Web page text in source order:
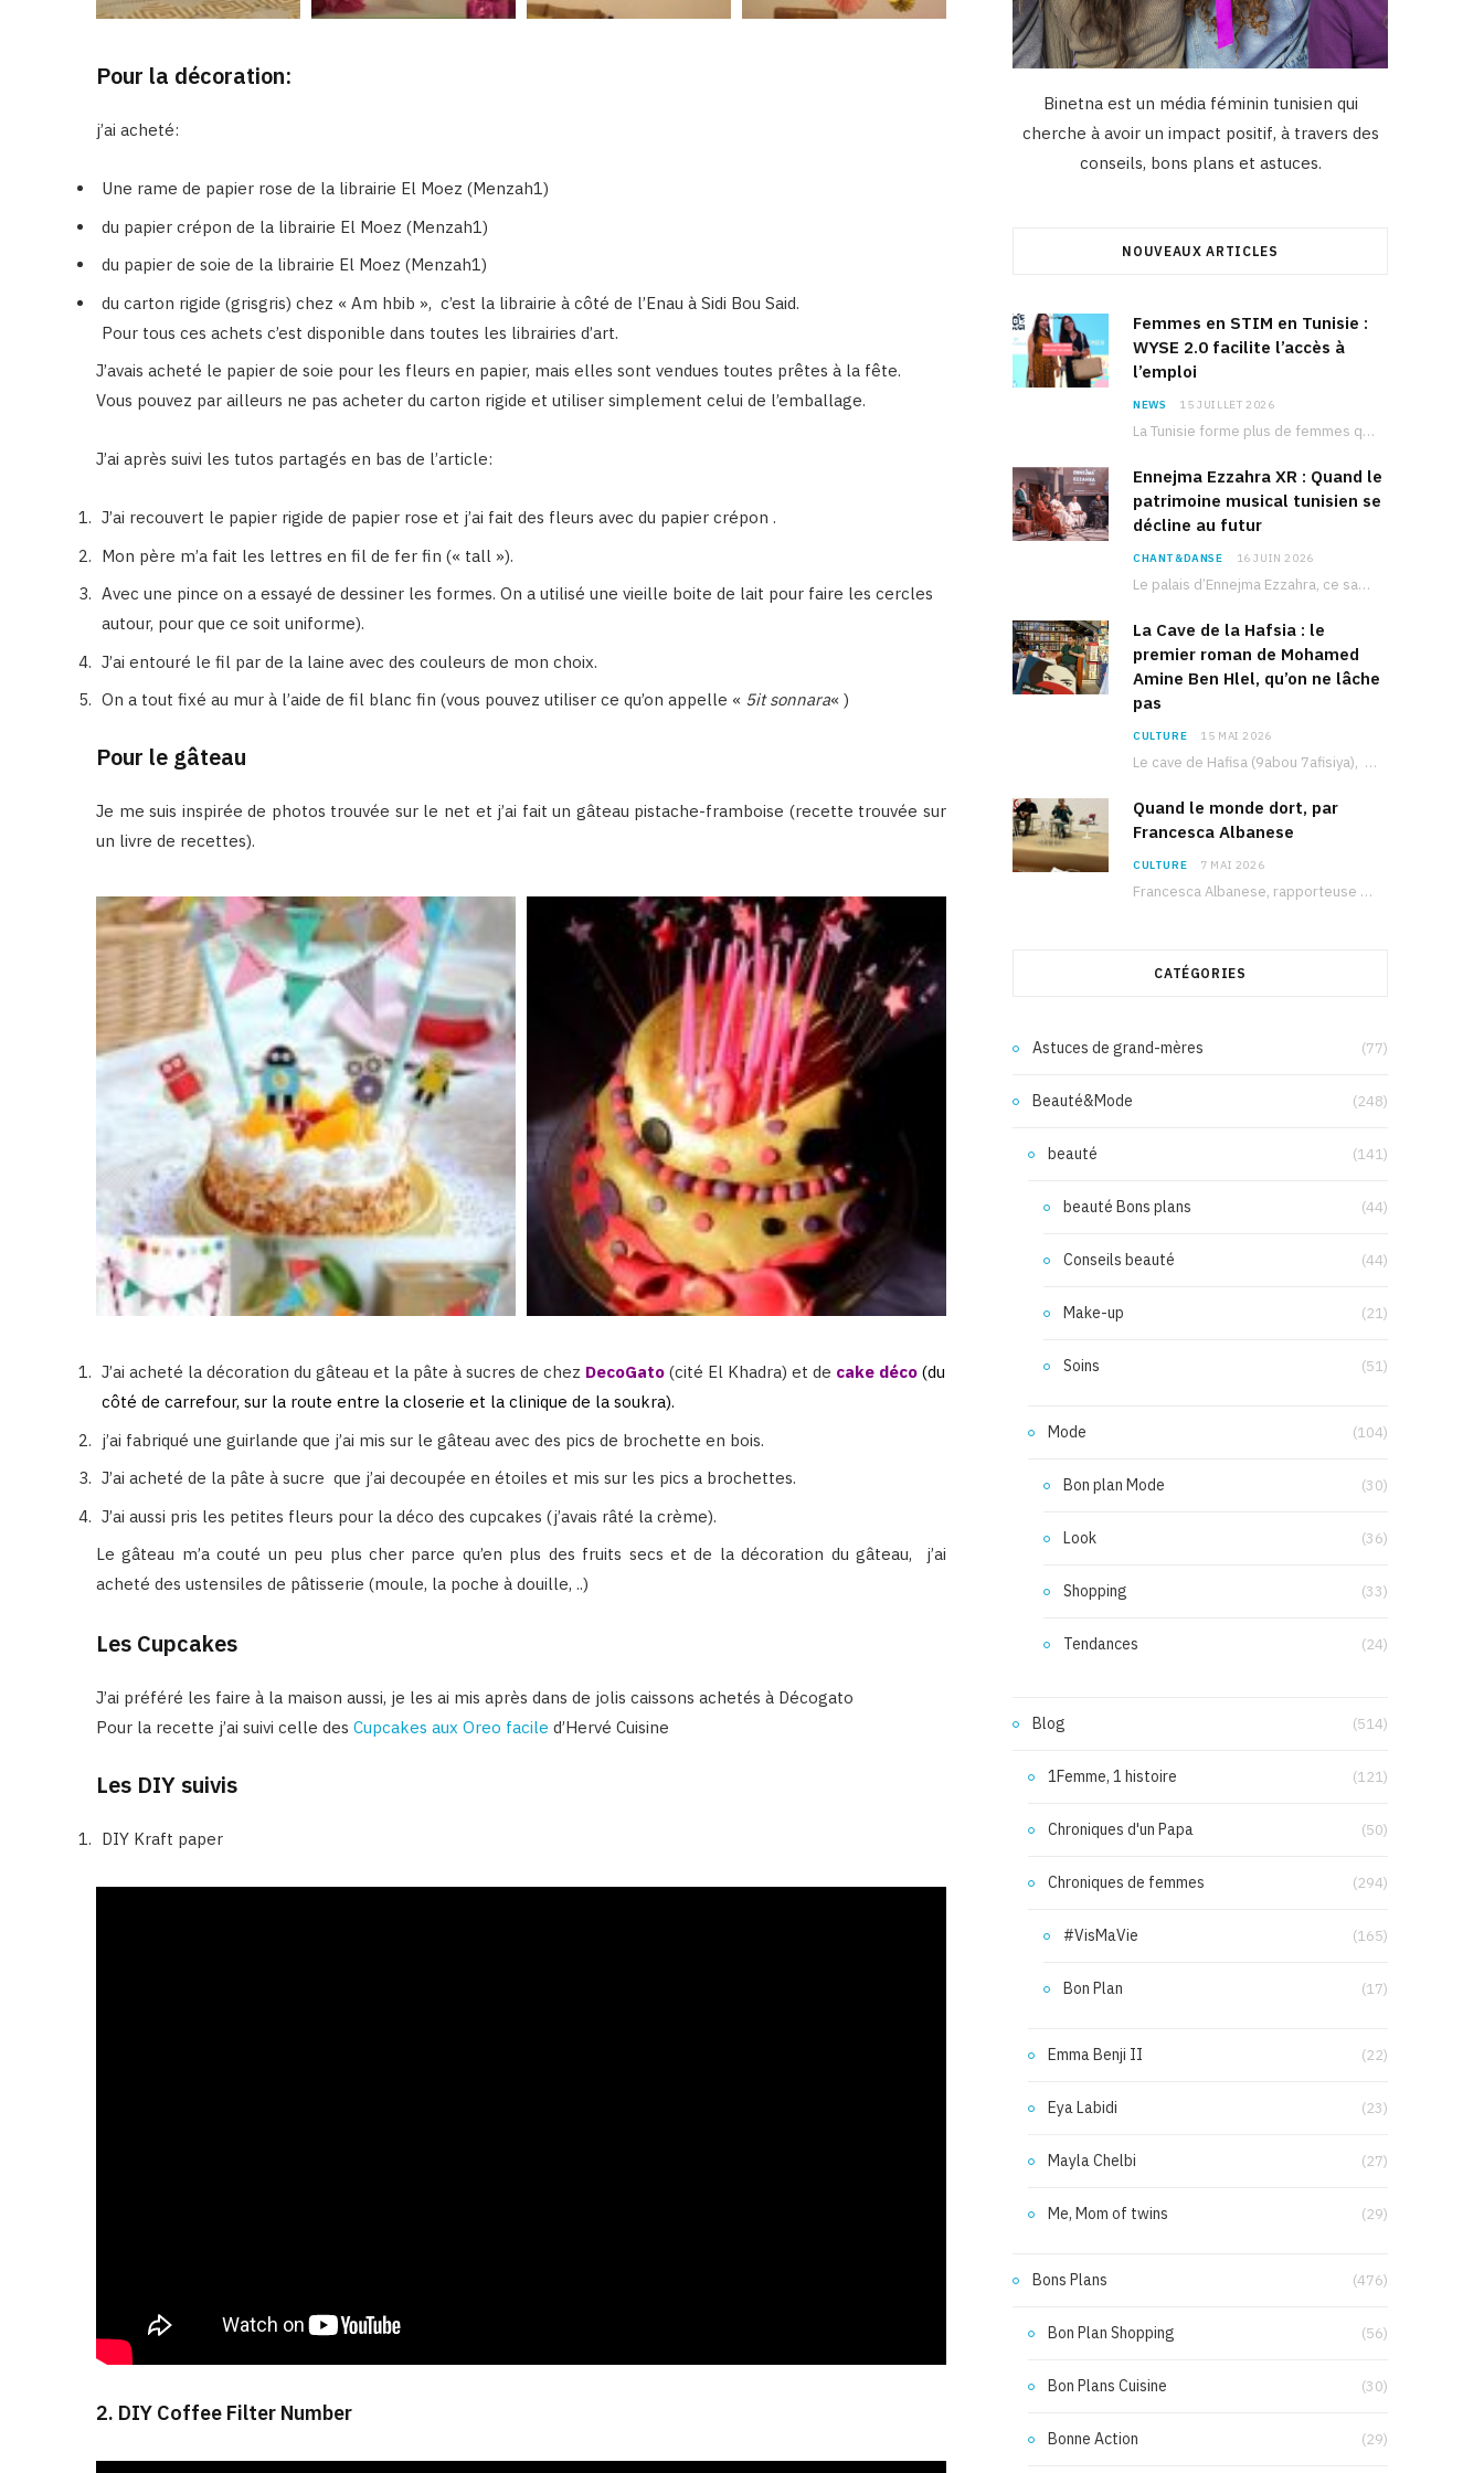
Pour la décoration:
j’ai acheté:
Une rame de papier rose de la librairie El Moez (Menzah1)
du papier crépon de la librairie El Moez (Menzah1)
du papier de soie de la librairie El Moez (Menzah1)
du carton rigide (grisgris) chez « Am hbib », c’est la librairie à côté de l’Enau à Sidi Bou Said.
Pour tous ces achets c’est disponible dans toutes les librairies d’art.
J’avais acheté le papier de soie pour les fleurs en papier, mais elles sont vendues toutes prêtes à la fête.
Vous pouvez par ailleurs ne pas acheter du carton rigide et utiliser simplement celui de l’emballage.
J’ai après suivi les tutos partagés en bas de l’article:
J’ai recouvert le papier rigide de papier rose et j’ai fait des fleurs avec du papier crépon .
Mon père m’a fait les lettres en fil de fer fin (« tall »).
Avec une pince on a essayé de dessiner les formes. On a utilisé une vieille boite de lait pour faire les cercles
autour, pour que ce soit uniforme).
J’ai entouré le fil par de la laine avec des couleurs de mon choix.
On a tout fixé au mur à l’aide de fil blanc fin (vous pouvez utiliser ce qu’on appelle « 5it sonnara« )
Pour le gâteau
Je me suis inspirée de photos trouvée sur le net et j’ai fait un gâteau pistache-framboise (recette trouvée sur
un livre de recettes).
J’ai acheté la décoration du gâteau et la pâte à sucres de chez DecoGato (cité El Khadra) et de cake déco (du
côté de carrefour, sur la route entre la closerie et la clinique de la soukra).
j’ai fabriqué une guirlande que j’ai mis sur le gâteau avec des pics de brochette en bois.
J’ai acheté de la pâte à sucre que j’ai decoupée en étoiles et mis sur les pics a brochettes.
J’ai aussi pris les petites fleurs pour la déco des cupcakes (j’avais râté la crème).
Le gâteau m’a couté un peu plus cher parce qu’en plus des fruits secs et de la décoration du gâteau, j’ai
acheté des ustensiles de pâtisserie (moule, la poche à douille, ..)
Les Cupcakes
J’ai préféré les faire à la maison aussi, je les ai mis après dans de jolis caissons achetés à Décogato
Pour la recette j’ai suivi celle des Cupcakes aux Oreo facile d’Hervé Cuisine
Les DIY suivis
DIY Kraft paper
2. DIY Coffee Filter Number
Binetna est un média féminin tunisien qui
cherche à avoir un impact positif, à travers des
conseils, bons plans et astuces.
NOUVEAUX ARTICLES
Femmes en STIM en Tunisie :
WYSE 2.0 facilite l’accès à
l’emploi
NEWS 15 JUILLET 2026
La Tunisie forme plus de femmes que d’hommes dans les filières scientifiques. Pourtant, pour beaucoup…
Ennejma Ezzahra XR : Quand le
patrimoine musical tunisien se
décline au futur
CHANT&DANSE 16 JUIN 2026
Le palais d’Ennejma Ezzahra, ce sanctuaire de la musique tunisienne et méditerranéenne construit par le…
La Cave de la Hafsia : le
premier roman de Mohamed
Amine Ben Hlel, qu’on ne lâche
pas
CULTURE 15 MAI 2026
Le cave de Hafisa (9abou 7afisiya), premier roman du journaliste tunisien Mohamed Amine Ben Hlel,…
Quand le monde dort, par
Francesca Albanese
CULTURE 7 MAI 2026
Francesca Albanese, rapporteuse spéciale de l’ONU sur les territoires palestiniens occupés, était à Tunis pour…
CATÉGORIES
Astuces de grand-mères (77)
Beauté&Mode (248)
beauté (141)
beauté Bons plans (44)
Conseils beauté (44)
Make-up (21)
Soins (51)
Mode (104)
Bon plan Mode (30)
Look (36)
Shopping (33)
Tendances (24)
Blog (514)
1Femme, 1 histoire (121)
Chroniques d'un Papa (50)
Chroniques de femmes (294)
#VisMaVie (165)
Bon Plan (17)
Emma Benji II (22)
Eya Labidi (23)
Mayla Chelbi (27)
Me, Mom of twins (29)
Bons Plans (476)
Bon Plan Shopping (56)
Bon Plans Cuisine (30)
Bonne Action (29)